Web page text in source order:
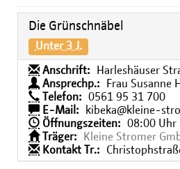
Die Grünschnäbel
Unter 3 J.
Anschrift:
Harleshäuser
Ansprechp.:
Frau Susanne
Telefon:
0561 95 31 700
E-Mail:
kibeka@kleine-
Öffnungszeiten:
08:00
Träger:
Kleine Stromer
Kontakt Tr.: